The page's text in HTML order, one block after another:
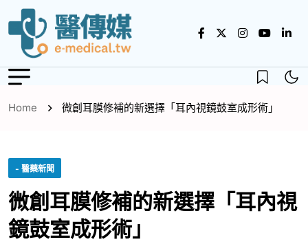
Home 微創耳膜修補的新選擇「耳內視鏡鼓室成形術」
- 醫藥新聞
微創耳膜修補的新選擇「耳內視
鏡鼓室成形術」